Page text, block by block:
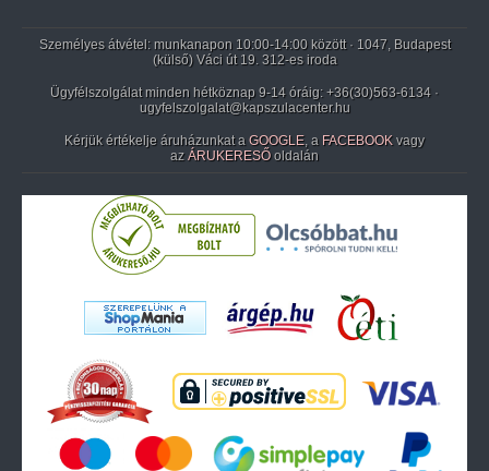
Személyes átvétel: munkanapon 10:00-14:00 között · 1047, Budapest
(külső) Váci út 19. 312-es iroda
Ügyfélszolgálat minden hétköznap 9-14 óráig: +36(30)563-6134 ·
ugyfelszolgalat@kapszulacenter.hu
Kérjük értékelje áruházunkat a GOOGLE, a FACEBOOK vagy
az ÁRUKERESŐ oldalán